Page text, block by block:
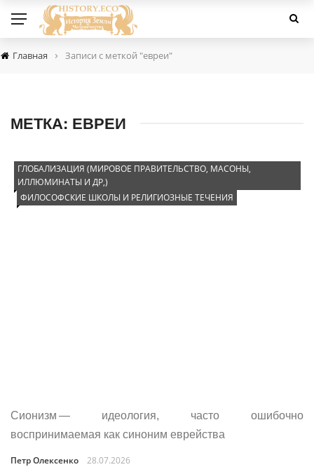
Главная › Записи с меткой "евреи"
МЕТКА: ЕВРЕИ
ГЛОБАЛИЗАЦИЯ (МИРОВОЕ ПРАВИТЕЛЬСТВО, МАСОНЫ,
ИЛЛЮМИНАТЫ И ДР,)
ФИЛОСОФСКИЕ ШКОЛЫ И РЕЛИГИОЗНЫЕ ТЕЧЕНИЯ
Сионизм — идеология, часто ошибочно
воспринимаемая как синоним еврейства
Петр Олексенко 28.07.2026